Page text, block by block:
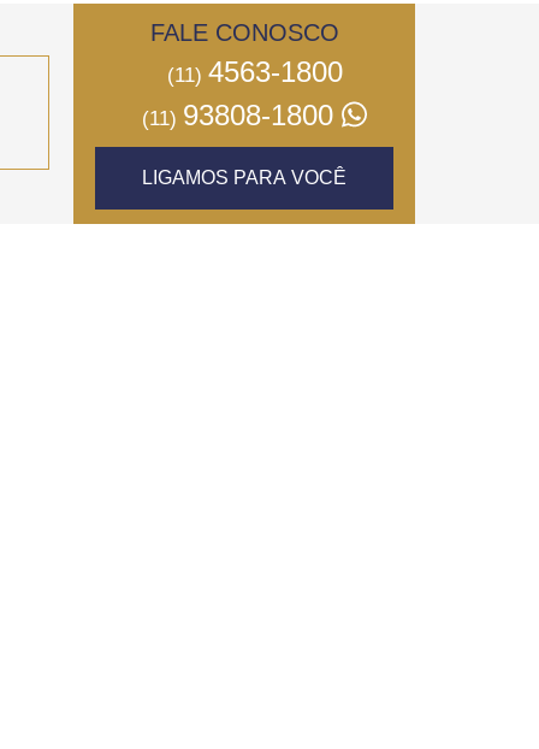
FALE CONOSCO
(11) 4563-1800
(11) 93808-1800
LIGAMOS PARA VOCÊ